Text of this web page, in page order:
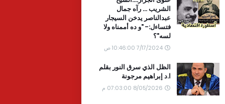
الشريب ... رآه جمال
عبدالناصر يدخن السيجار
فتساءل:- "و ده أممناه ولا
لسه"؟
7/17/2024 10:46:00 ص
الظل الذي سرق النور بقلم
ا.د إبراهيم مرجونة
8/05/2026 07:03:00 م